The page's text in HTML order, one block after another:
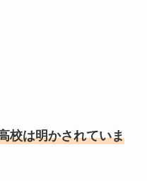
校は明かされていま